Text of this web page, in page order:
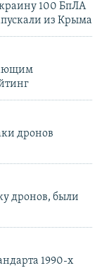
100 БпЛА
из Крыма
дронов
дронов, были
1990-х